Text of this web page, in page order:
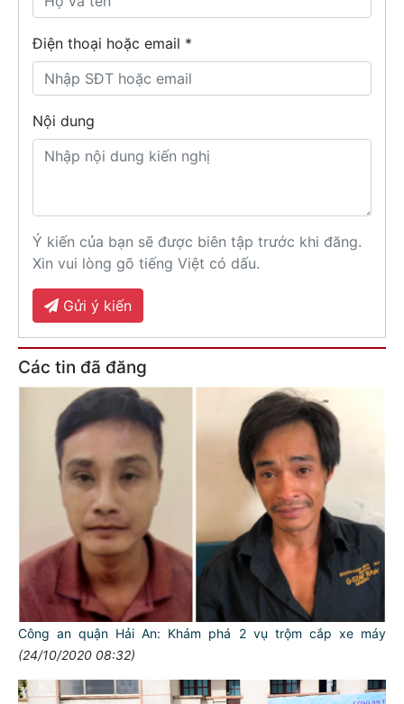
Điện thoại hoặc email *
Nội dung
Ý kiến của bạn sẽ được biên tập trước khi đăng.
Xin vui lòng gõ tiếng Việt có dấu.
Gửi ý kiến
Các tin đã đăng
Công an quận Hải An: Khám phá 2 vụ trộm cắp xe máy
(24/10/2020 08:32)